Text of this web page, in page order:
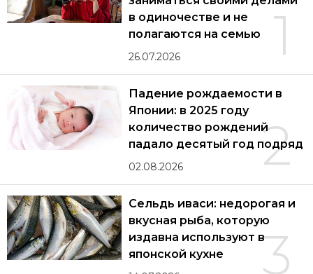
1
в одиночестве и не
полагаются на семью
26.07.2026
2
Падение рождаемости в
Японии: в 2025 году
количество рождений
падало десятый год подряд
02.08.2026
3
Сельдь иваси: недорогая и
вкусная рыба, которую
издавна используют в
японской кухне